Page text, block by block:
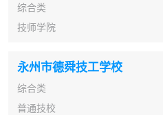
综合类
技师学院
永州市德舜技工学校
综合类
普通技校